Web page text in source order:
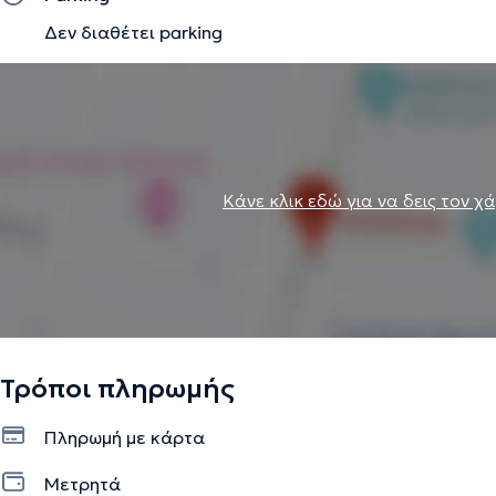
Δεν διαθέτει parking
Κάνε κλικ εδώ για να δεις τον
Τρόποι πληρωμής
Πληρωμή με κάρτα
Μετρητά